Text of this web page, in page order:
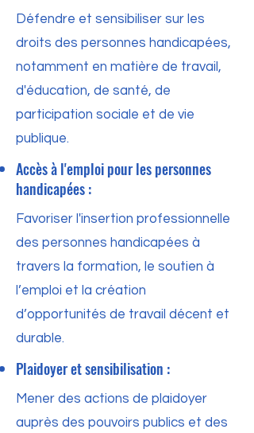
Défendre et sensibiliser sur les
droits des personnes handicapées,
notamment en matière de travail,
d'éducation, de santé, de
participation sociale et de vie
publique.
Accès à l'emploi pour les personnes
handicapées :
Favoriser l'insertion professionnelle
des personnes handicapées à
travers la formation, le soutien à
l’emploi et la création
d’opportunités de travail décent et
durable.
Plaidoyer et sensibilisation :
Mener des actions de plaidoyer
auprès des pouvoirs publics et des